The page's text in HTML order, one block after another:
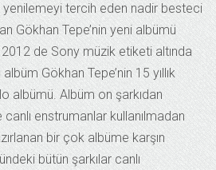
tercih eden nadir besteci
Gökhan Tepe’nin yeni albümü
2012 de Sony müzik etiketi altında
Gökhan Tepe’nin 15 yıllık
albümü. Albüm on şarkıdan
enstrumanlar kullanılmadan
bir çok albüme karşın
bütün şarkılar canlı